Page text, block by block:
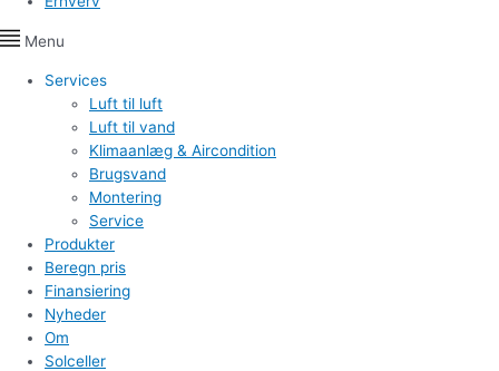
Menu
Services
Luft til luft
Luft til vand
Klimaanlæg & Aircondition
Brugsvand
Montering
Service
Produkter
Beregn pris
Finansiering
Nyheder
Om
Solceller